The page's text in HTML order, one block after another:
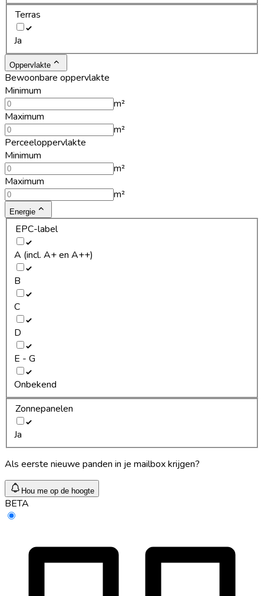
Terras
Ja
Oppervlakte
Bewoonbare oppervlakte
Minimum
m²
Maximum
m²
Perceeloppervlakte
Minimum
m²
Maximum
m²
Energie
EPC-label
A (incl. A+ en A++)
B
C
D
E - G
Onbekend
Zonnepanelen
Ja
Als eerste nieuwe panden in je mailbox krijgen?
Hou me op de hoogte
BETA